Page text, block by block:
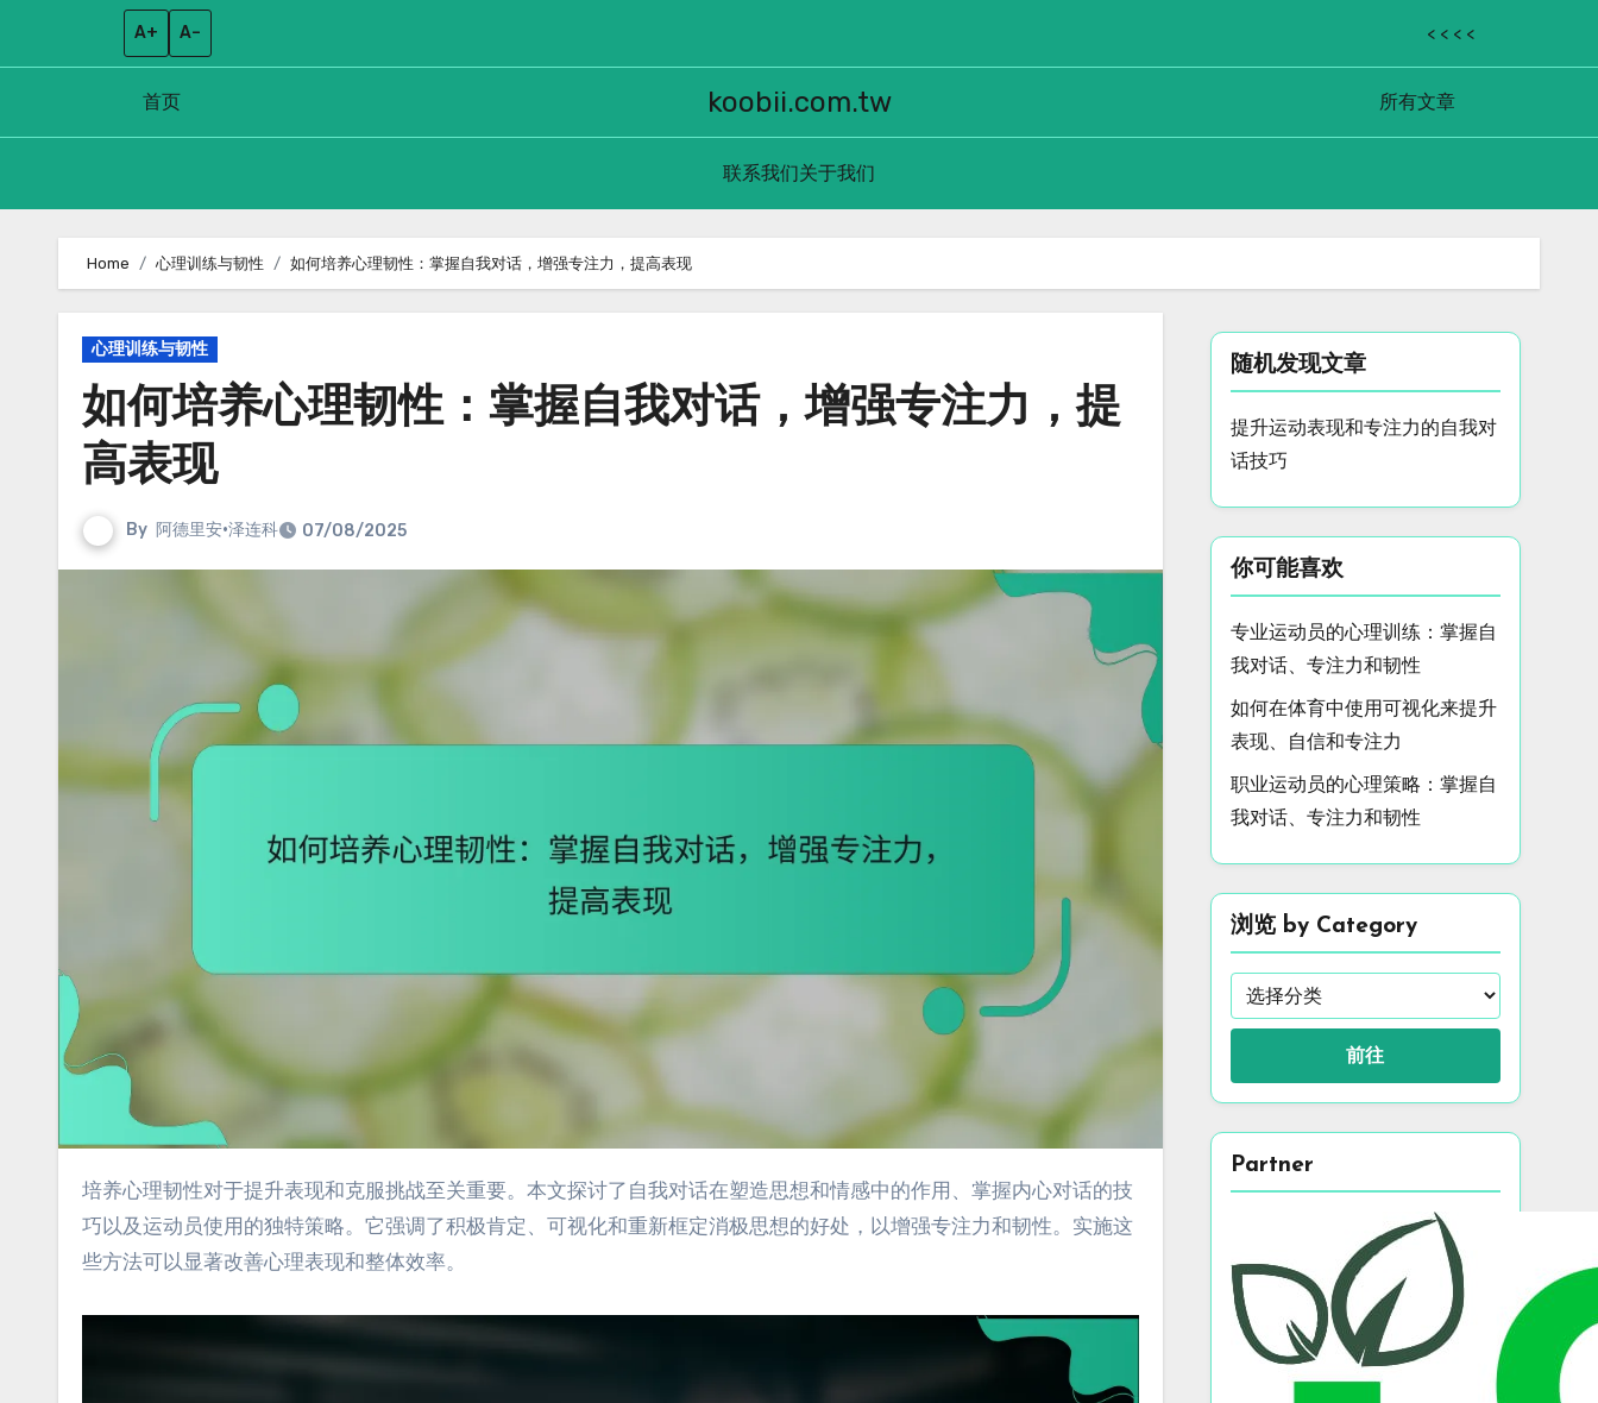
A+ A– < < < <
首页 koobii.com.tw 所有文章
联系我们关于我们
content
Home 心理训练与韧性 如何培养心理韧性：掌握自我对话，增强专注力，提高表现
心理训练与韧性
如何培养心理韧性：掌握自我对话，增强专注力，提
高表现
By 阿德里安·泽连科 07/08/2025
培养心理韧性对于提升表现和克服挑战至关重要。本文探讨了自我对话在塑造思想和情感中的作用、掌握内心对话的技
巧以及运动员使用的独特策略。它强调了积极肯定、可视化和重新框定消极思想的好处，以增强专注力和韧性。实施这
些方法可以显著改善心理表现和整体效率。
随机发现文章
提升运动表现和专注力的自我对
话技巧
你可能喜欢
专业运动员的心理训练：掌握自
我对话、专注力和韧性
如何在体育中使用可视化来提升
表现、自信和专注力
职业运动员的心理策略：掌握自
我对话、专注力和韧性
浏览 by Category
前往
Partner